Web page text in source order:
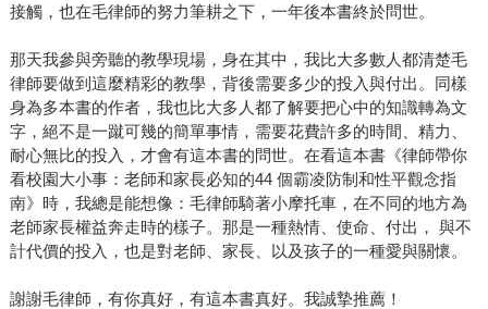
接觸，也在毛律師的努力筆耕之下，一年後本書終於問世。
那天我參與旁聽的教學現場，身在其中，我比大多數人都清楚毛
律師要做到這麼精彩的教學，背後需要多少的投入與付出。同樣
身為多本書的作者，我也比大多人都了解要把心中的知識轉為文
字，絕不是一蹴可幾的簡單事情，需要花費許多的時間、精力、
耐心無比的投入，才會有這本書的問世。在看這本書《律師帶你
看校園大小事：老師和家長必知的44 個霸凌防制和性平觀念指
南》時，我總是能想像：毛律師騎著小摩托車，在不同的地方為
老師家長權益奔走時的樣子。那是一種熱情、使命、付出， 與不
計代價的投入，也是對老師、家長、以及孩子的一種愛與關懷。
謝謝毛律師，有你真好，有這本書真好。我誠摯推薦！